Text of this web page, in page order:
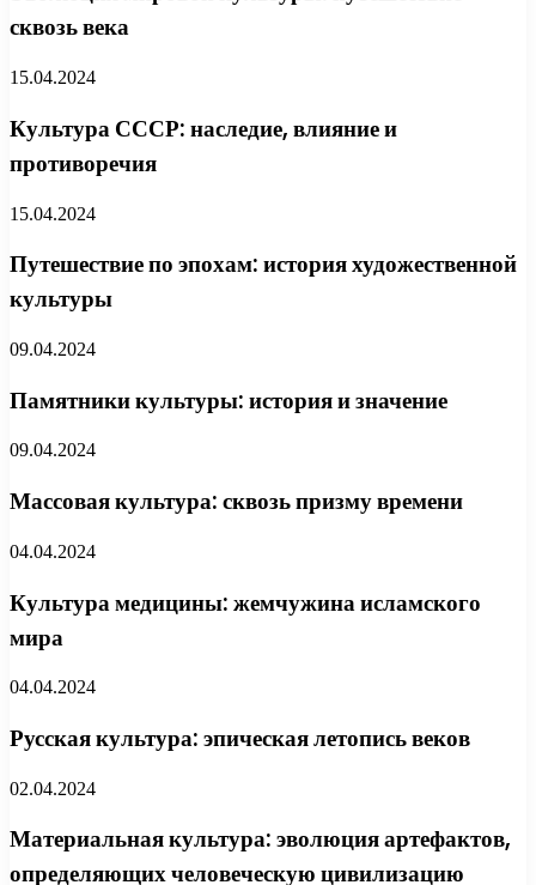
сквозь века
15.04.2024
Культура СССР: наследие, влияние и
противоречия
15.04.2024
Путешествие по эпохам: история художественной
культуры
09.04.2024
Памятники культуры: история и значение
09.04.2024
Массовая культура: сквозь призму времени
04.04.2024
Культура медицины: жемчужина исламского
мира
04.04.2024
Русская культура: эпическая летопись веков
02.04.2024
Материальная культура: эволюция артефактов,
определяющих человеческую цивилизацию